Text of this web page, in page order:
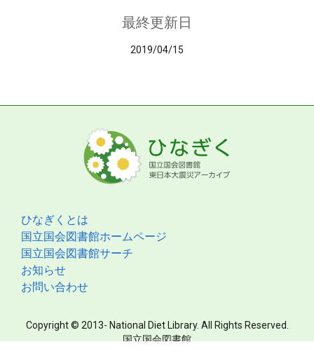
最終更新日
2019/04/15
ひなぎくとは
国立国会図書館ホームページ
国立国会図書館サーチ
お知らせ
お問い合わせ
Copyright © 2013- National Diet Library. All Rights Reserved.